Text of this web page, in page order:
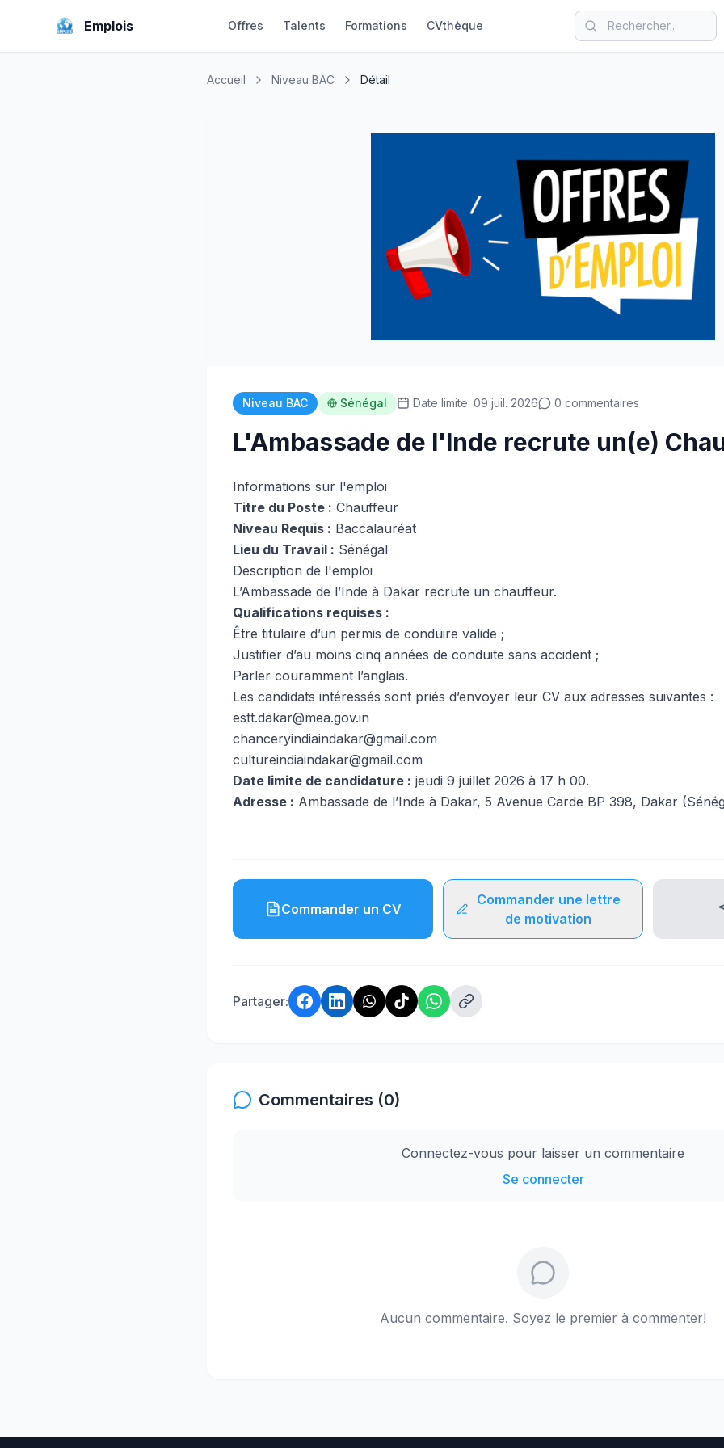
Emplois Offres Talents Formations CVthèque
Accueil Niveau BAC Détail
Niveau BAC Sénégal Date limite: 09 juil. 2026 0 commentaires
L'Ambassade de l'Inde recrute un(e)
Informations sur l'emploi
Titre du Poste : Chauffeur
Niveau Requis : Baccalauréat
Lieu du Travail : Sénégal
Description de l'emploi
L’Ambassade de l’Inde à Dakar recrute un chauffeur.
Qualifications requises :
Être titulaire d’un permis de conduire valide ;
Justifier d’au moins cinq années de conduite sans accident ;
Parler couramment l’anglais.
Les candidats intéressés sont priés d’envoyer leur CV aux adresses suivantes :
estt.dakar@mea.gov.in
chanceryindiaindakar@gmail.com
cultureindiaindakar@gmail.com
Date limite de candidature : jeudi 9 juillet 2026 à 17 h 00.
Adresse : Ambassade de l’Inde à Dakar, 5 Avenue Carde BP 398, Dakar
Commander un CV
Commander une lettre
de motivation
Partager:
Commentaires (0)
Connectez-vous pour laisser un commentaire
Se connecter
Aucun commentaire. Soyez le premier à commenter!